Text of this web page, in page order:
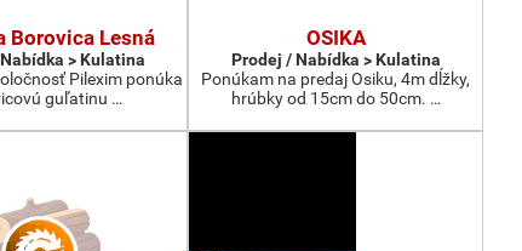
Borovica Lesná
> Kulatina
Pilexim ponúka
guľatinu …
OSIKA
Prodej / Nabídka > Kulatina
Ponúkam na predaj Osiku, 4m dĺžky,
hrúbky od 15cm do 50cm. …